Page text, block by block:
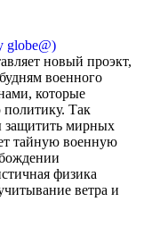
новый проэкт,
военного
которые
Так
защитить мирных
тайную военную
физика
ветра и